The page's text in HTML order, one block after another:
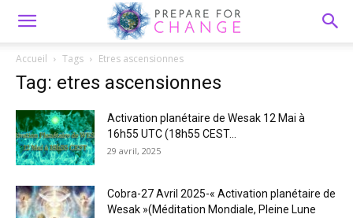
Accueil Tags Etres ascensionnes
Tag: etres ascensionnes
Activation planétaire de Wesak 12 Mai à
16h55 UTC (18h55 CEST...
29 avril, 2025
Cobra-27 Avril 2025-« Activation planétaire de
Wesak »(Méditation Mondiale, Pleine Lune